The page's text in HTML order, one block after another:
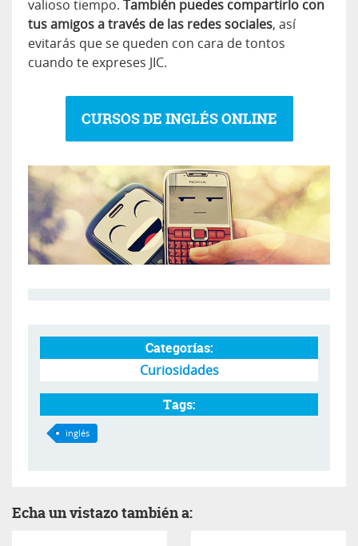
valioso tiempo. También puedes compartirlo con
tus amigos a través de las redes sociales, así
evitarás que se queden con cara de tontos
cuando te expreses JIC.
CURSOS DE INGLÉS ONLINE
Categorías:
Curiosidades
Tags:
inglés
Echa un vistazo también a: